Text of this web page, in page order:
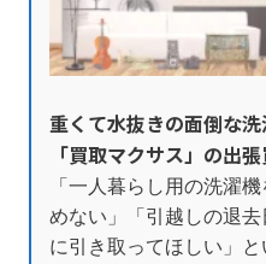
重くて水抜きの面倒な
「買取マクサス」の出
「一人暮らし用の洗濯
めない」「引越しの退
に引き取ってほしい」